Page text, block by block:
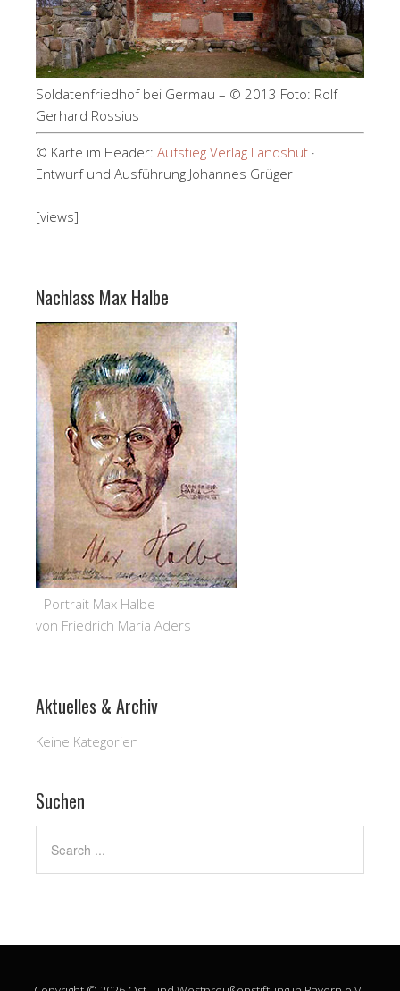
Soldatenfriedhof bei Germau – © 2013 Foto: Rolf
Gerhard Rossius
© Karte im Header: Aufstieg Verlag Landshut ·
Entwurf und Ausführung Johannes Grüger
[views]
Nachlass Max Halbe
- Portrait Max Halbe -
von Friedrich Maria Aders
Aktuelles & Archiv
Keine Kategorien
Suchen